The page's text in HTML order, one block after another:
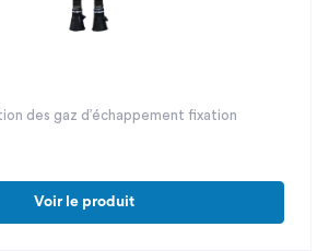
des gaz d’échappement fixation
Voir le produit